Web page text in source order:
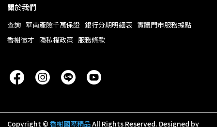
關於我們
查詢 華南產險千萬保證 銀行分期明細表 實體門市服務據點
香榭徵才 隱私權政策 服務條款
Copyright © 香榭國際精品All Rights Reserved. Designed by